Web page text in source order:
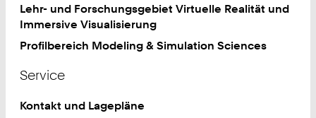
Lehr- und Forschungsgebiet Virtuelle Realität und
Immersive Visualisierung
Profilbereich Modeling & Simulation Sciences
Service
Kontakt und Lagepläne